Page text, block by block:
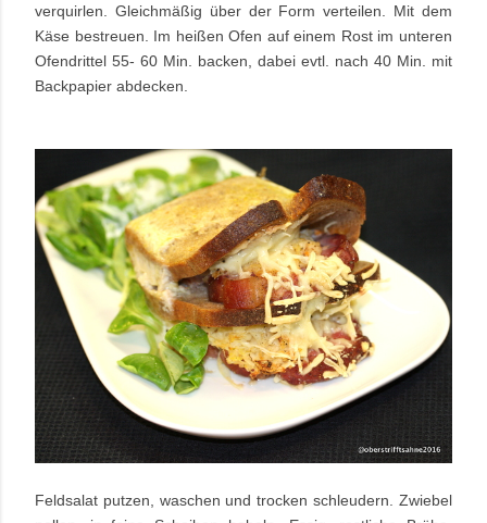
verquirlen. Gleichmäßig über der Form verteilen. Mit dem
Käse bestreuen. Im heißen Ofen auf einem Rost im unteren
Ofendrittel 55- 60 Min. backen, dabei evtl. nach 40 Min. mit
Backpapier abdecken.
Feldsalat putzen, waschen und trocken schleudern. Zwiebel